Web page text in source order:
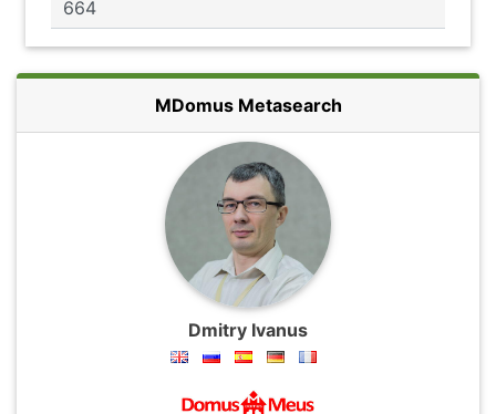
MDomus Metasearch
Dmitry Ivanus